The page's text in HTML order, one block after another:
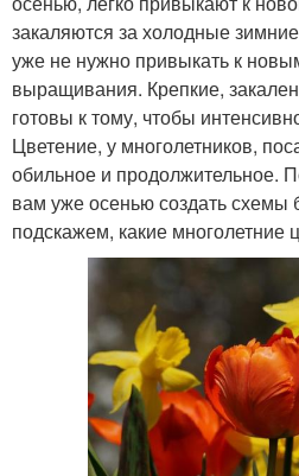
закаляются за холодные
уже не нужно привыкать к
выращивания. Крепкие,
готовы к тому, чтобы
Цветение, у многолетников,
обильное и продолжительное.
вам уже осенью создать схемы
подскажем, какие многолетние